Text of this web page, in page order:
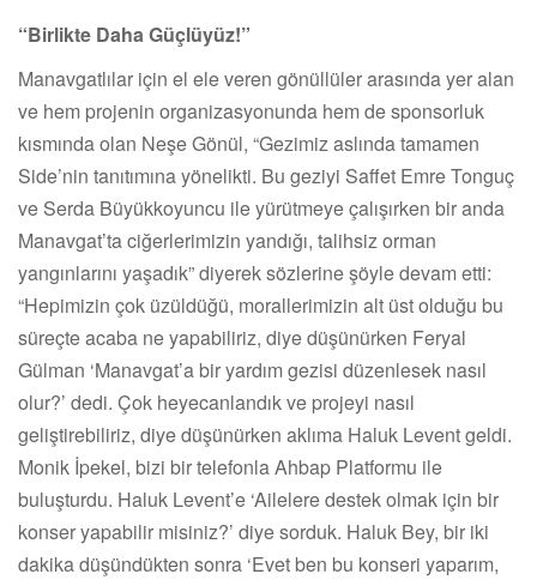
“Birlikte Daha Güçlüyüz!”
Manavgatlılar için el ele veren gönüllüler arasında yer alan
ve hem projenin organizasyonunda hem de sponsorluk
kısmında olan Neşe Gönül, “Gezimiz aslında tamamen
Side’nin tanıtımına yönelikti. Bu geziyi Saffet Emre Tonguç
ve Serda Büyükkoyuncu ile yürütmeye çalışırken bir anda
Manavgat’ta ciğerlerimizin yandığı, talihsiz orman
yangınlarını yaşadık” diyerek sözlerine şöyle devam etti:
“Hepimizin çok üzüldüğü, morallerimizin alt üst olduğu bu
süreçte acaba ne yapabiliriz, diye düşünürken Feryal
Gülman ‘Manavgat’a bir yardım gezisi düzenlesek nasıl
olur?’ dedi. Çok heyecanlandık ve projeyi nasıl
geliştirebiliriz, diye düşünürken aklıma Haluk Levent geldi.
Monik İpekel, bizi bir telefonla Ahbap Platformu ile
buluşturdu. Haluk Levent’e ‘Ailelere destek olmak için bir
konser yapabilir misiniz?’ diye sorduk. Haluk Bey, bir iki
dakika düşündükten sonra ‘Evet ben bu konseri yaparım,